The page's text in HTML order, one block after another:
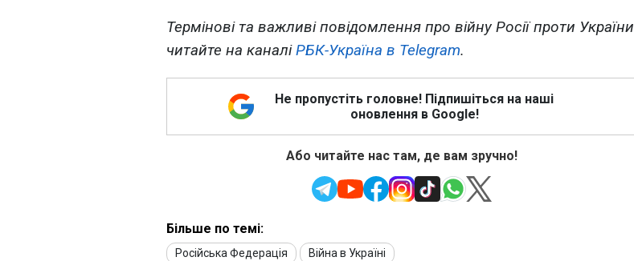
Термінові та важливі повідомлення про війну Росії проти України
читайте на каналіРБК-Україна в Telegram.
Не пропустіть головне! Підпишіться на наші
оновлення в Google!
Або читайте нас там, де вам зручно!
Більше по темі:
Російська Федерація Війна в Україні